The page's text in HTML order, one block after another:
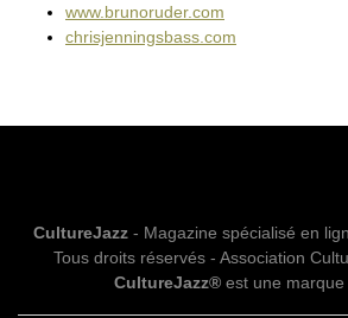
www.brunoruder.com
chrisjenningsbass.com
CultureJazz- Magazine spécialisé en
Tous droits réservés - Association
CultureJazz®est une marque